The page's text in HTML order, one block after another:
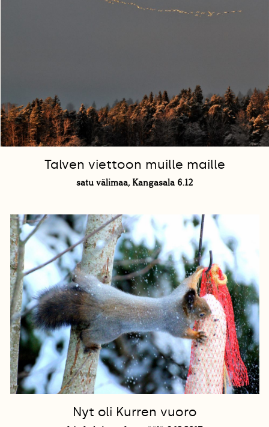
Talven viettoon muille maille
satu välimaa, Kangasala 6.12
Nyt oli Kurren vuoro